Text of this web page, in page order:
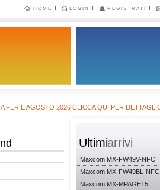
HOME LOGIN REGISTRATI
AGOSTO 2026 CLICCA QUI PER DETTAGLIO
Ultimiarrivi
Maxcom MX-FW49V-NFC
Maxcom MX-FW49BL-NFC
Maxcom MX-MPAGE15